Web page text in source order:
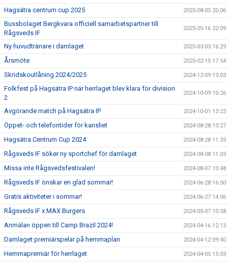
Hagsätra centrum cup 2025 2025-08-05 20:06
Bussbolaget Bergkvara officiell samarbetspartner till
Rågsveds IF
2025-05-16 22:09
Ny huvudtränare i damlaget 2025-03-03 16:29
Årsmöte 2025-02-15 17:54
Skridskoutlåning 2024/2025 2024-12-09 13:03
Folkfest på Hagsätra IP när herrlaget blev klara för division
2
2024-10-09 10:26
Avgörande match på Hagsätra IP 2024-10-01 13:23
Öppet- och telefontider för kansliet 2024-08-28 13:27
Hagsätra Centrum Cup 2024 2024-08-28 11:33
Rågsveds IF söker ny sportchef för damlaget 2024-08-08 11:03
Missa inte Rågsvedsfestivalen! 2024-08-07 10:48
Rågsveds IF önskar en glad sommar! 2024-06-28 16:00
Gratis aktiviteter i sommar! 2024-06-27 14:06
Rågsveds IF x MAX Burgers 2024-05-07 10:58
Anmälan öppen till Camp Brazil 2024! 2024-04-16 12:13
Damlaget premiärspelar på hemmaplan 2024-04-12 09:40
Hemmapremiär för herrlaget 2024-04-05 15:03